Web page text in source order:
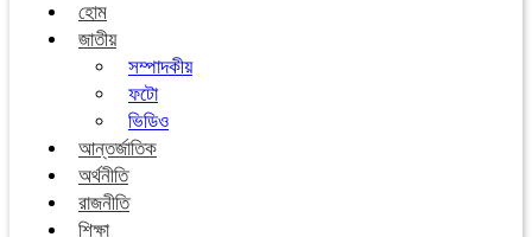
হোম
জাতীয়
সম্পাদকীয়
ফটো
ভিডিও
আন্তর্জাতিক
অর্থনীতি
রাজনীতি
শিক্ষা